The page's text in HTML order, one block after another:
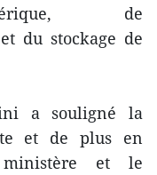
de
du stockage de
a souligné la
et de plus en
ministère et le